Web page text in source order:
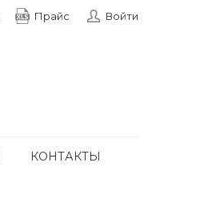
Прайс Войти
КОНТАКТЫ